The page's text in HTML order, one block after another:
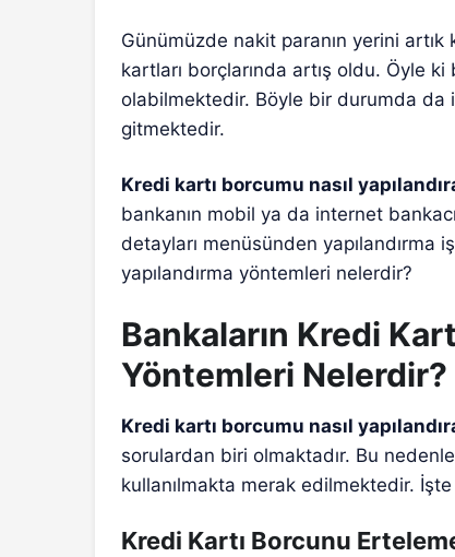
Günümüzde nakit paranın yerini
kartları borçlarında artış oldu. Öyle
olabilmektedir. Böyle bir durumda da
gitmektedir.
Kredi kartı borcumu nasıl
bankanın mobil ya da internet
detayları menüsünden yapılandırma
yapılandırma yöntemleri nelerdir?
Bankaların Kredi
Yöntemleri Nelerdir?
Kredi kartı borcumu nasıl
sorulardan biri olmaktadır. Bu
kullanılmakta merak edilmektedir.
Kredi Kartı Borcunu